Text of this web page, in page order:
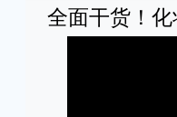
全面干货！